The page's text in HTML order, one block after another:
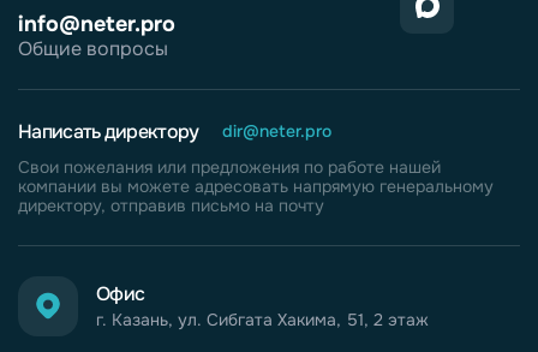
info@neter.pro
Общие вопросы
Офис
г. Казань, ул. Сибгата Хакима, 51, 2 этаж
Написать директору
dir@neter.pro
Свои пожелания или предложения по работе нашей
компании вы можете адресовать напрямую генеральному
директору, отправив письмо на почту